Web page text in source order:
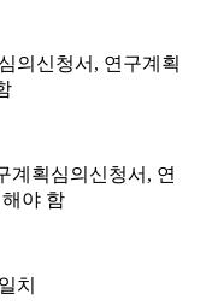
의신청서, 연구계획
계획심의신청서, 연
야 함
치